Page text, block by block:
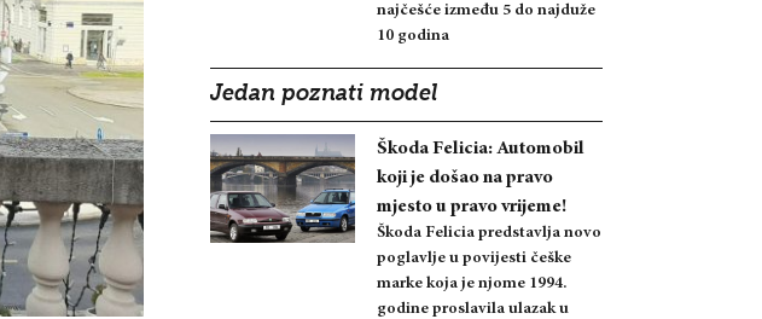
najčešće između 5 do najduže
10 godina
Jedan poznati model
Škoda Felicia: Automobil
koji je došao na pravo
mjesto u pravo vrijeme!
Škoda Felicia predstavlja novo
poglavlje u povijesti češke
marke koja je njome 1994.
godine proslavila ulazak u